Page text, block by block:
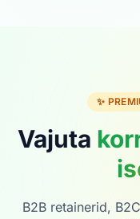
✨
Vajuta
B2B retainerid,